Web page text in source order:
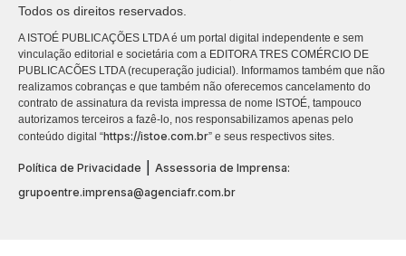
Todos os direitos reservados.
A ISTOÉ PUBLICAÇÕES LTDA é um portal digital independente e sem
vinculação editorial e societária com a EDITORA TRES COMÉRCIO DE
PUBLICACÕES LTDA (recuperação judicial). Informamos também que não
realizamos cobranças e que também não oferecemos cancelamento do
contrato de assinatura da revista impressa de nome ISTOÉ, tampouco
autorizamos terceiros a fazê-lo, nos responsabilizamos apenas pelo
conteúdo digital “https://istoe.com.br” e seus respectivos sites.
Política de Privacidade
Assessoria de Imprensa:
grupoentre.imprensa@agenciafr.com.br